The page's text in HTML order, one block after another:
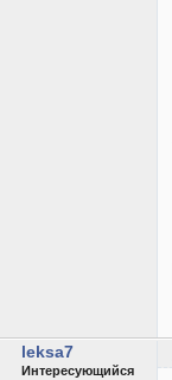
leksa7
Интересующийся